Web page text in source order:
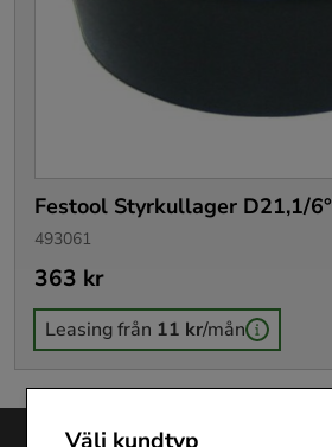
Festool Styrkullager D21,1/6°
493061
Pris: 363 kr
363 kr
Leasing från 11 kr/mån